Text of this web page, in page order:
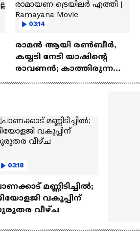
03:14
രാമന്‍ ആയി രൺബീർ,
കയ്യടി നേടി യാഷിന്റെ
രാവണൻ; കാത്തിരുന്ന
രാമായണ ട്രെയിലർ
03:18
മണ്ണിടിച്ചിൽ;
വകുപ്പിന്
വീഴ്ച